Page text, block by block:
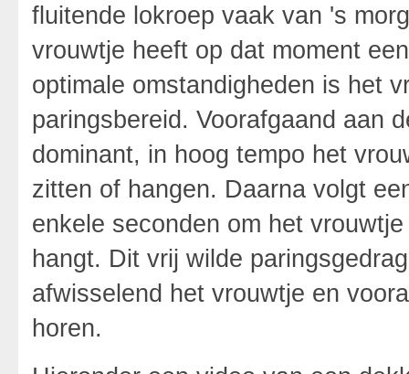
fluitende lokroep vaak van 's
vrouwtje heeft op dat moment
optimale omstandigheden is het
paringsbereid. Voorafgaand aan
dominant, in hoog tempo het
zitten of hangen. Daarna volgt
enkele seconden om het
hangt. Dit vrij wilde
afwisselend het vrouwtje en
horen.